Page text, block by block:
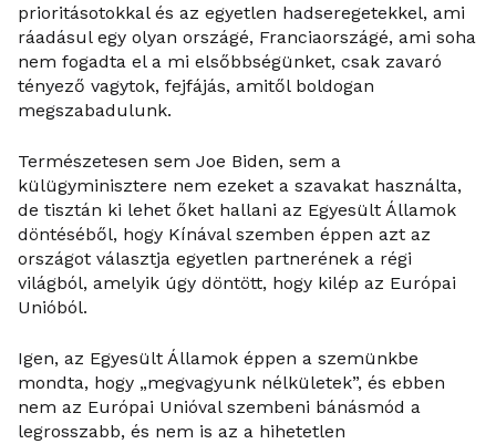
prioritásotokkal és az egyetlen hadseregetekkel, ami
ráadásul egy olyan országé, Franciaországé, ami soha
nem fogadta el a mi elsőbbségünket, csak zavaró
tényező vagytok, fejfájás, amitől boldogan
megszabadulunk.
Természetesen sem Joe Biden, sem a
külügyminisztere nem ezeket a szavakat használta,
de tisztán ki lehet őket hallani az Egyesült Államok
döntéséből, hogy Kínával szemben éppen azt az
országot választja egyetlen partnerének a régi
világból, amelyik úgy döntött, hogy kilép az Európai
Unióból.
Igen, az Egyesült Államok éppen a szemünkbe
mondta, hogy „megvagyunk nélkületek”, és ebben
nem az Európai Unióval szembeni bánásmód a
legrosszabb, és nem is az a hihetetlen